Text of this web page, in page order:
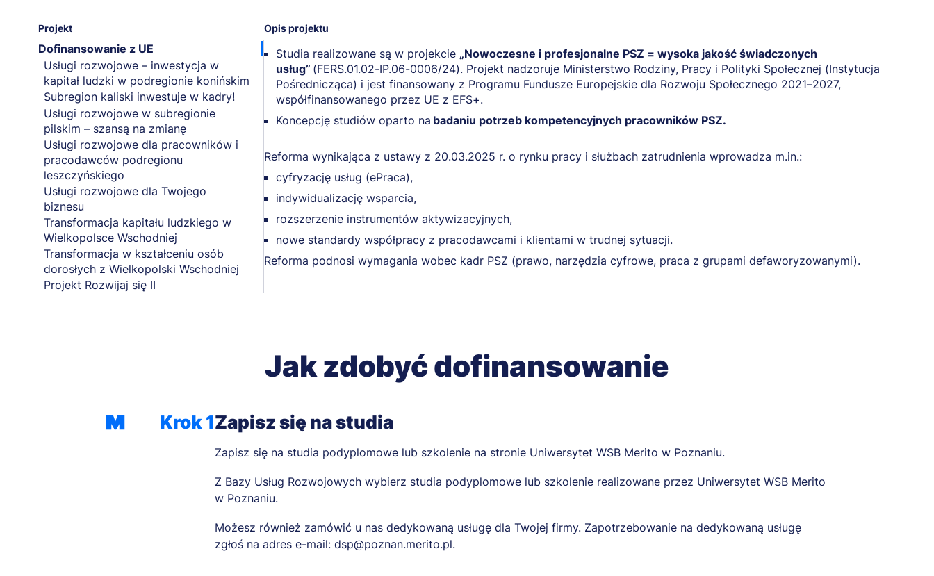
Projekt
Dofinansowanie z UE
Usługi rozwojowe – inwestycja w
kapitał ludzki w podregionie konińskim
Subregion kaliski inwestuje w kadry!
Usługi rozwojowe w subregionie
pilskim – szansą na zmianę
Usługi rozwojowe dla pracowników i
pracodawców podregionu
leszczyńskiego
Usługi rozwojowe dla Twojego
biznesu
Transformacja kapitału ludzkiego w
Wielkopolsce Wschodniej
Transformacja w kształceniu osób
dorosłych z Wielkopolski Wschodniej
Projekt Rozwijaj się II
Opis projektu
Studia realizowane są w projekcie „Nowoczesne i profesjonalne PSZ = wysoka jakość świadczonych
usług” (FERS.01.02-IP.06-0006/24). Projekt nadzoruje Ministerstwo Rodziny, Pracy i Polityki Społecznej (Instytucja
Pośrednicząca) i jest finansowany z Programu Fundusze Europejskie dla Rozwoju Społecznego 2021–2027,
współfinansowanego przez UE z EFS+.
Koncepcję studiów oparto na badaniu potrzeb kompetencyjnych pracowników PSZ.
Reforma wynikająca z ustawy z 20.03.2025 r. o rynku pracy i służbach zatrudnienia wprowadza m.in.:
cyfryzację usług (ePraca),
indywidualizację wsparcia,
rozszerzenie instrumentów aktywizacyjnych,
nowe standardy współpracy z pracodawcami i klientami w trudnej sytuacji.
Reforma podnosi wymagania wobec kadr PSZ (prawo, narzędzia cyfrowe, praca z grupami defaworyzowanymi).
Jak zdobyć dofinansowanie
Krok 1Zapisz się na studia
Zapisz się na studia podyplomowe lub szkolenie na stronie Uniwersytet WSB Merito w Poznaniu.
Z Bazy Usług Rozwojowych wybierz studia podyplomowe lub szkolenie realizowane przez Uniwersytet WSB Merito
w Poznaniu.
Możesz również zamówić u nas dedykowaną usługę dla Twojej firmy. Zapotrzebowanie na dedykowaną usługę
zgłoś na adres e-mail: dsp@poznan.merito.pl.